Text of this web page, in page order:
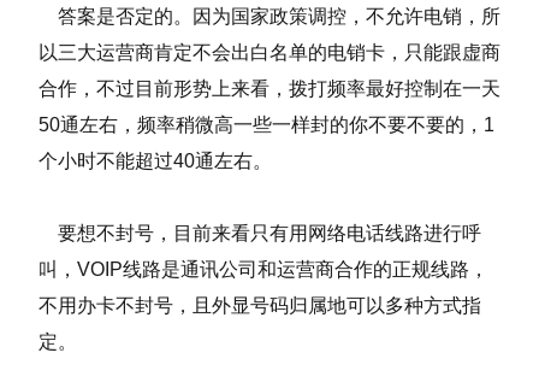
答案是否定的。因为国家政策调控，不允许电销，所
以三大运营商肯定不会出白名单的电销卡，只能跟虚商
合作，不过目前形势上来看，拨打频率最好控制在一天
50通左右，频率稍微高一些一样封的你不要不要的，1
个小时不能超过40通左右。
要想不封号，目前来看只有用网络电话线路进行呼
叫，VOIP线路是通讯公司和运营商合作的正规线路，
不用办卡不封号，且外显号码归属地可以多种方式指
定。